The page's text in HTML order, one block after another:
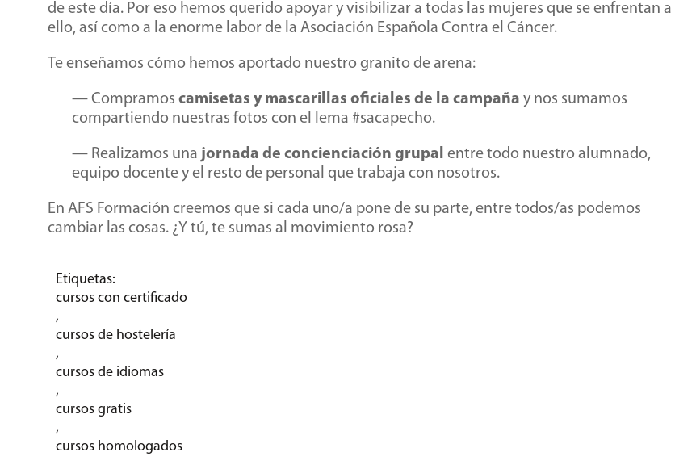
de este día. Por eso hemos querido apoyar y visibilizar a todas las mujeres que se enfrentan a
ello, así como a la enorme labor de la Asociación Española Contra el Cáncer.
Te enseñamos cómo hemos aportado nuestro granito de arena:
— Compramos camisetas y mascarillas oficiales de la campaña y nos sumamos
compartiendo nuestras fotos con el lema #sacapecho.
— Realizamos una jornada de concienciación grupal entre todo nuestro alumnado,
equipo docente y el resto de personal que trabaja con nosotros.
En AFS Formación creemos que si cada uno/a pone de su parte, entre todos/as podemos
cambiar las cosas. ¿Y tú, te sumas al movimiento rosa?
Etiquetas:
cursos con certificado
,
cursos de hostelería
,
cursos de idiomas
,
cursos gratis
,
cursos homologados